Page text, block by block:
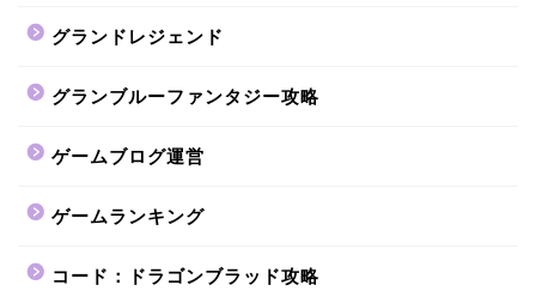
グランドレジェンド
グランブルーファンタジー攻略
ゲームブログ運営
ゲームランキング
コード：ドラゴンブラッド攻略